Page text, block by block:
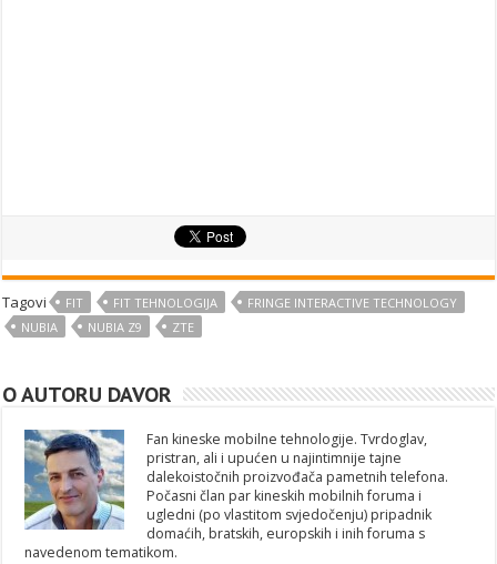
Tagovi FIT FIT TEHNOLOGIJA
FRINGE INTERACTIVE TECHNOLOGY
NUBIA
NUBIA Z9 ZTE
O AUTORU DAVOR
Fan kineske mobilne tehnologije. Tvrdoglav,
pristran, ali i upućen u najintimnije tajne
dalekoistočnih proizvođača pametnih telefona.
Počasni član par kineskih mobilnih foruma i
ugledni (po vlastitom svjedočenju) pripadnik
domaćih, bratskih, europskih i inih foruma s
navedenom tematikom.